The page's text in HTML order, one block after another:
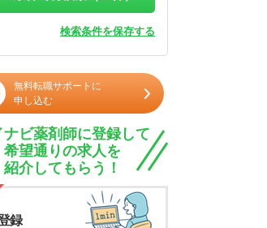
検索条件を保存する
無料転職サポートに
申し込む
ナビ薬剤師に登録して
希望通りの求人を
紹介してもらう！
録